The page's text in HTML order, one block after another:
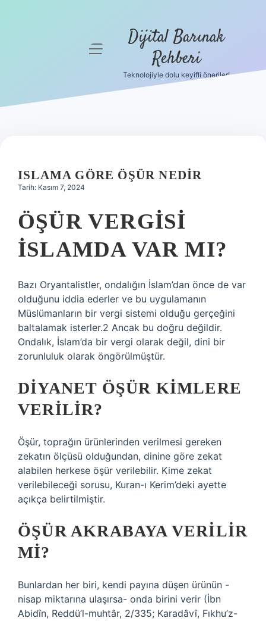
Hakkımızda
menüyü
Dijital Barınak
Rehberi
Teknolojiyle dolu keyifli öneriler!
ISLAMA GÖRE ÖŞÜR NEDIR
Tarih: Kasım 7, 2024
ÖŞÜR VERGISI
İSLAMDA VAR MI?
Bazı Oryantalistler, ondalığın İslam’dan önce de var
olduğunu iddia ederler ve bu uygulamanın
Müslümanların bir vergi sistemi olduğu gerçeğini
baltalamak isterler.2 Ancak bu doğru değildir.
Ondalık, İslam’da bir vergi olarak değil, dini bir
zorunluluk olarak öngörülmüştür.
DIYANET ÖŞÜR KIMLERE
VERILIR?
Öşür, toprağın ürünlerinden verilmesi gereken
zekatın ölçüsü olduğundan, dinine göre zekat
alabilen herkese öşür verilebilir. Kime zekat
verilebileceği sorusu, Kuran-ı Kerim’deki ayette
açıkça belirtilmiştir.
ÖŞÜR AKRABAYA VERILIR
MI?
Bunlardan her biri, kendi payına düşen ürünün -
nisap miktarına ulaşırsa- onda birini verir (İbn
Abidîn, Reddü’l-muhtâr, 2/335; Karadâvî, Fıkhu’z-